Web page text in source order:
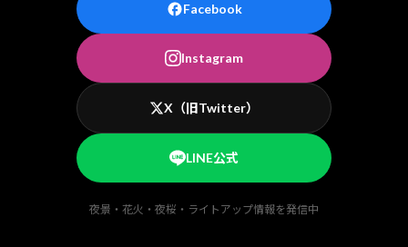
Facebook
Instagram
X（旧Twitter）
LINE公式
夜景・花火・夜桜・ライトアップ情報を発信中